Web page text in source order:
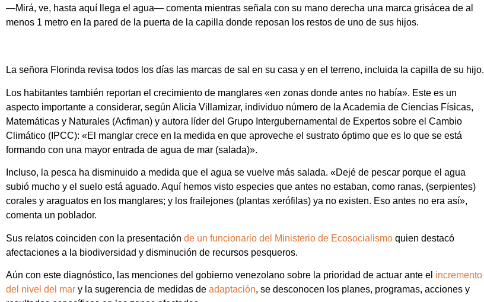
—Mirá, ve, hasta aquí llega el agua— comenta mientras señala con su mano derecha una marca grisácea de al
menos 1 metro en la pared de la puerta de la capilla donde reposan los restos de uno de sus hijos.
La señora Florinda revisa todos los días las marcas de sal en su casa y en el terreno, incluida la capilla de su hijo.
Los habitantes también reportan el crecimiento de manglares «en zonas donde antes no había». Este es un
aspecto importante a considerar, según Alicia Villamizar, individuo número de la Academia de Ciencias Físicas,
Matemáticas y Naturales (Acfiman) y autora líder del Grupo Intergubernamental de Expertos sobre el Cambio
Climático (IPCC): «El manglar crece en la medida en que aproveche el sustrato óptimo que es lo que se está
formando con una mayor entrada de agua de mar (salada)».
Incluso, la pesca ha disminuido a medida que el agua se vuelve más salada. «Dejé de pescar porque el agua
subió mucho y el suelo está aguado. Aquí hemos visto especies que antes no estaban, como ranas, (serpientes)
corales y araguatos en los manglares; y los frailejones (plantas xerófilas) ya no existen. Eso antes no era así»,
comenta un poblador.
Sus relatos coinciden con la presentación de un funcionario del Ministerio de Ecosocialismo quien destacó
afectaciones a la biodiversidad y disminución de recursos pesqueros.
Aún con este diagnóstico, las menciones del gobierno venezolano sobre la prioridad de actuar ante el incremento
del nivel del mar y la sugerencia de medidas de adaptación, se desconocen los planes, programas, acciones y